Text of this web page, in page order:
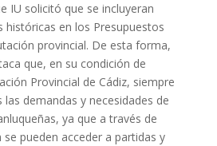
IU solicitó que se incluyeran
históricas en los Presupuestos
provincial. De esta forma,
que, en su condición de
Provincial de Cádiz, siempre
demandas y necesidades de
ya que a través de
pueden acceder a partidas y